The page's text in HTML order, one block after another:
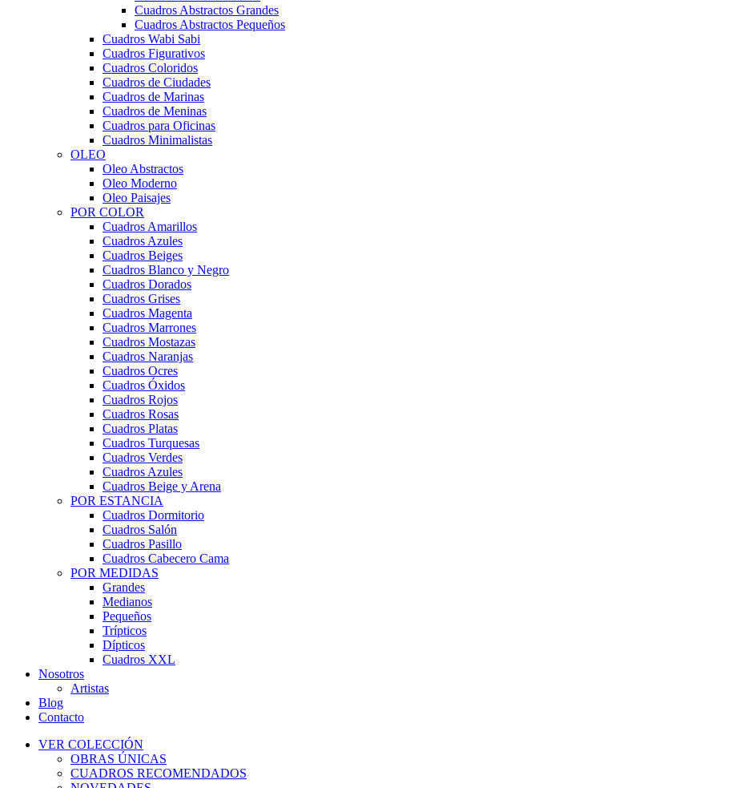
Cuadros Abstractos Grandes
Cuadros Abstractos Pequeños
Cuadros Wabi Sabi
Cuadros Figurativos
Cuadros Coloridos
Cuadros de Ciudades
Cuadros de Marinas
Cuadros de Meninas
Cuadros para Oficinas
Cuadros Minimalistas
OLEO
Oleo Abstractos
Oleo Moderno
Oleo Paisajes
POR COLOR
Cuadros Amarillos
Cuadros Azules
Cuadros Beiges
Cuadros Blanco y Negro
Cuadros Dorados
Cuadros Grises
Cuadros Magenta
Cuadros Marrones
Cuadros Mostazas
Cuadros Naranjas
Cuadros Ocres
Cuadros Óxidos
Cuadros Rojos
Cuadros Rosas
Cuadros Platas
Cuadros Turquesas
Cuadros Verdes
Cuadros Azules
Cuadros Beige y Arena
POR ESTANCIA
Cuadros Dormitorio
Cuadros Salón
Cuadros Pasillo
Cuadros Cabecero Cama
POR MEDIDAS
Grandes
Medianos
Pequeños
Trípticos
Dípticos
Cuadros XXL
Nosotros
Artistas
Blog
Contacto
VER COLECCIÓN
OBRAS ÚNICAS
CUADROS RECOMENDADOS